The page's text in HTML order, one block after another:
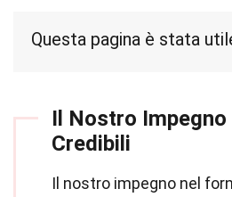
Questa pagina è stata
Il Nostro
Credibili
Il nostro impegno nel